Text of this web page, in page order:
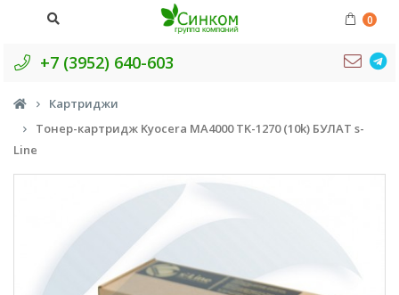
0
+7 (3952) 640-603
Картриджи
Тонер-картридж Kyocera MA4000 TK-1270 (10k) БУЛАТ s-
Line